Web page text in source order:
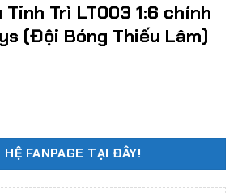
Tinh Trì LT003 1:6 chính
(Đội Bóng Thiếu Lâm)
HỆ FANPAGE TẠI ĐÂY!